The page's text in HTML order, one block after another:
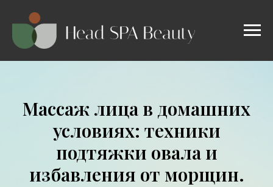
Массаж лица в домашних
условиях: техники
подтяжки овала и
избавления от морщин.